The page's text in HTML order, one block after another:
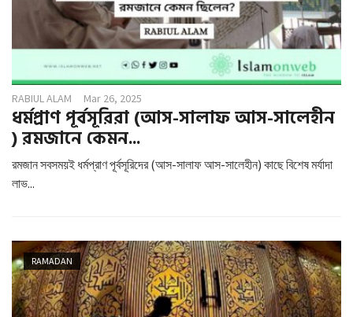
RABIUL ALAM Mar 26, 2025
ধর্মপ্রাণ পূর্বসূরিরা (আস-সালাফ আস-সালেহীন
) রমজানে কেমন...
রমজান সবসময়ই ধর্মপ্রাণ পূর্বসূরিদের (আস-সালাফ আস-সালেহীন) কাছে বিশেষ মর্যাদা
লাভ...
RAMADAN